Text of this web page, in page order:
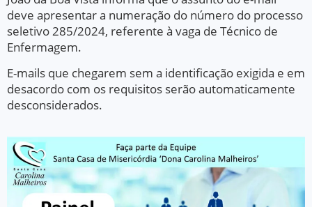
deve apresentar a numeração do número do processo
seletivo 285/2024, referente à vaga de Técnico de
Enfermagem.
E-mails que chegarem sem a identificação exigida e em
desacordo com os requisitos serão automaticamente
desconsiderados.